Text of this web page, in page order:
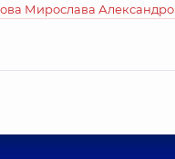
Мирослава